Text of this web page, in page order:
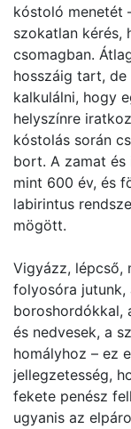
kóstoló menetét
szokatlan kérés,
csomagban.
hosszáig tart,
kalkulálni, hogy
helyszínre
kóstolás során
bort. A zamat
mint 600 év, és
labirintus
mögött.
Vigyázz, lépcső,
folyosóra jutunk,
boroshordókkal,
és nedvesek, a
homályhoz – ez
jellegzetesség,
fekete penész
ugyanis az